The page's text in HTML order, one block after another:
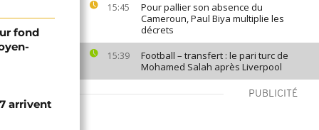
15:45
Pour pallier son absence du
Cameroun, Paul Biya multiplie les
décrets
15:39
Football – transfert : le pari turc de
Mohamed Salah après Liverpool
PUBLICITÉ
fond
arrivent